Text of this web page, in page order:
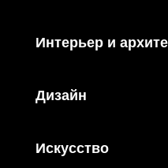
Интерьер и
Дизайн
Искусство